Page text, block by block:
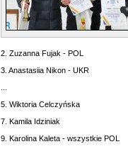
2. Zuzanna Fujak - POL
3. Anastasiia Nikon - UKR
5. Wiktoria Celczyńska
7. Kamila Idziniak
9. Karolina Kaleta - wszystkie POL